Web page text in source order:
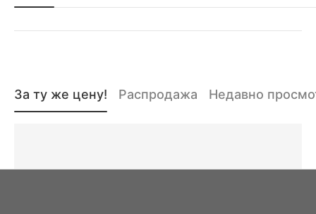
За ту же цену! Распродажа Недавно